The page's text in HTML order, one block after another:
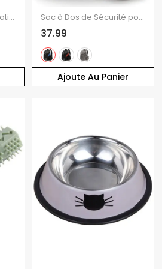
Laisse de Chien Automatique Réglable
Ajoute Au Panier
Sac à Dos de Sécurité pour Chien Domestique de Couleur Unie Pliable et Chats
37.99